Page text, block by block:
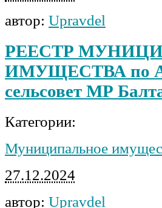
автор: Upravdel
РЕЕСТР
ИМУЩЕСТВА по
сельсовет МР
Категории:
Муниципальное
27.12.2024
автор: Upravdel